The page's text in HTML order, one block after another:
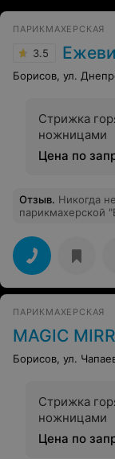
ПАРИКМАХЕРСКАЯ
3.5
Борисов, ул.
Стрижка
ножницами
Цена по
Отзыв. Никогда
парикмахерской
волосами, что
ваши волосы и
парикмахерскую!!!
ПАРИКМАХЕРСКАЯ
MAGIC
Борисов, ул.
Стрижка
ножницами
Цена по